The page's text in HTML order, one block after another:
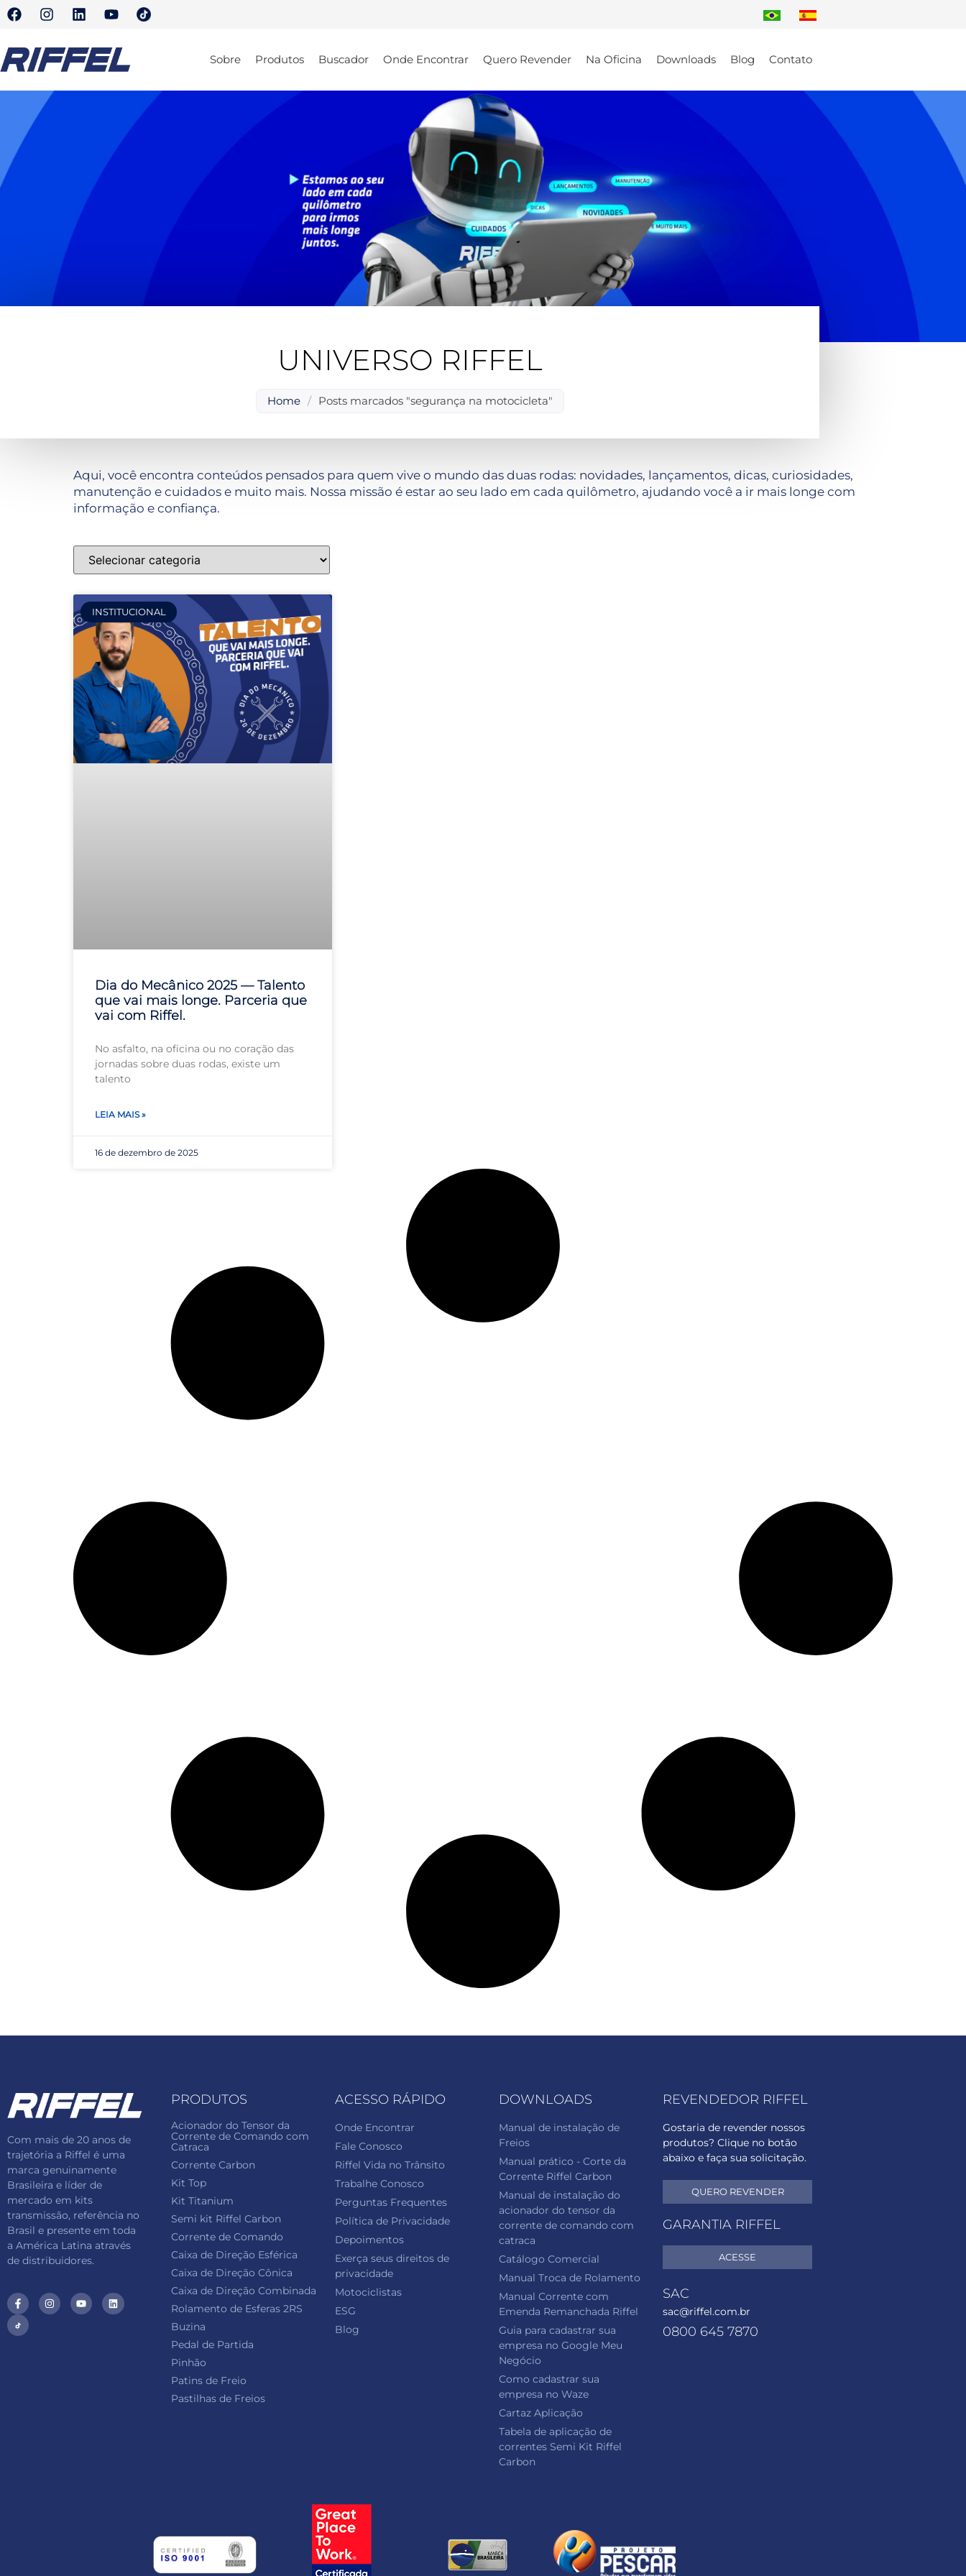
Sobre Produtos Buscador Onde Encontrar Quero Revender Na Oficina Downloads Blog Contato
UNIVERSO RIFFEL
Home / Posts marcados "segurança na motocicleta"
Aqui, você encontra conteúdos pensados para quem vive o mundo das duas rodas: novidades, lançamentos, dicas, curiosidades,
manutenção e cuidados e muito mais. Nossa missão é estar ao seu lado em cada quilômetro, ajudando você a ir mais longe com
informação e confiança.
INSTITUCIONAL
Dia do Mecânico 2025 — Talento
que vai mais longe. Parceria que
vai com Riffel.
No asfalto, na oficina ou no coração das
jornadas sobre duas rodas, existe um
talento
LEIA MAIS »
16 de dezembro de 2025
Com mais de 20 anos de
trajetória a Riffel é uma
marca genuinamente
Brasileira e líder de
mercado em kits
transmissão, referência no
Brasil e presente em toda
a América Latina através
de distribuidores.
PRODUTOS
Acionador do Tensor da
Corrente de Comando com
Catraca
Corrente Carbon
Kit Top
Kit Titanium
Semi kit Riffel Carbon
Corrente de Comando
Caixa de Direção Esférica
Caixa de Direção Cônica
Caixa de Direção Combinada
Rolamento de Esferas 2RS
Buzina
Pedal de Partida
Pinhão
Patins de Freio
Pastilhas de Freios
ACESSO RÁPIDO
Onde Encontrar
Fale Conosco
Riffel Vida no Trânsito
Trabalhe Conosco
Perguntas Frequentes
Política de Privacidade
Depoimentos
Exerça seus direitos de
privacidade
Motociclistas
ESG
Blog
DOWNLOADS
Manual de instalação de
Freios
Manual prático - Corte da
Corrente Riffel Carbon
Manual de instalação do
acionador do tensor da
corrente de comando com
catraca
Catálogo Comercial
Manual Troca de Rolamento
Manual Corrente com
Emenda Remanchada Riffel
Guia para cadastrar sua
empresa no Google Meu
Negócio
Como cadastrar sua
empresa no Waze
Cartaz Aplicação
Tabela de aplicação de
correntes Semi Kit Riffel
Carbon
REVENDEDOR RIFFEL
Gostaria de revender nossos
produtos? Clique no botão
abaixo e faça sua solicitação.
QUERO REVENDER
GARANTIA RIFFEL
ACESSE
SAC
sac@riffel.com.br
0800 645 7870